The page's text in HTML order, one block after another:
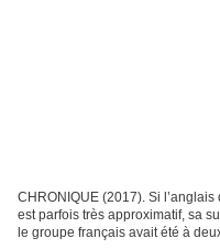
CHRONIQUE (2017). Si
est parfois très approximatif, sa
le groupe français avait été à